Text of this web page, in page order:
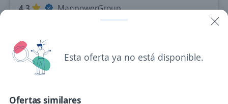
4,3
ManpowerGroup
Maitre (recepción) para evento / Bariloche /
Esta oferta ya no está disponible.
Ofertas similares